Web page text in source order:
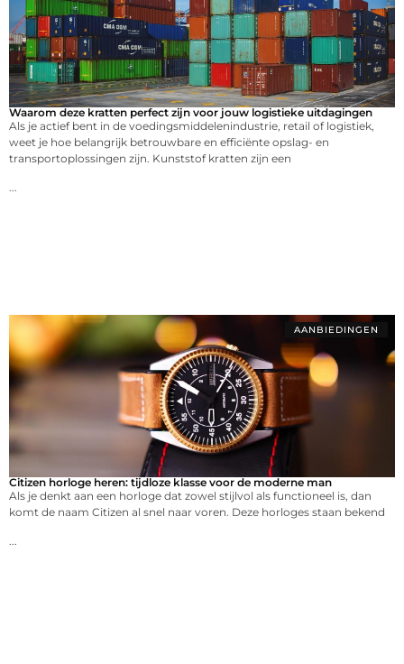
Waarom deze kratten perfect zijn voor jouw logistieke uitdagingen
Als je actief bent in de voedingsmiddelenindustrie, retail of logistiek,
weet je hoe belangrijk betrouwbare en efficiënte opslag- en
transportoplossingen zijn. Kunststof kratten zijn een
...
AANBIEDINGEN
Citizen horloge heren: tijdloze klasse voor de moderne man
Als je denkt aan een horloge dat zowel stijlvol als functioneel is, dan
komt de naam Citizen al snel naar voren. Deze horloges staan bekend
...